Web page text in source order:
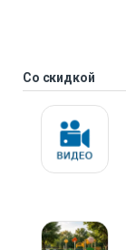
Со скидкой